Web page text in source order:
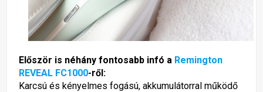
Először is néhány fontosabb infó a Remington
REVEAL FC1000-ről:
Karcsú és kényelmes fogású, akkumulátorral működő